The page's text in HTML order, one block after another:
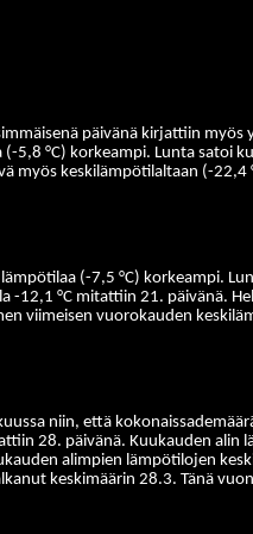
päivänä kirjattiin myös
5,8 °C) korkeampi. Lunta satoi
keskilämpötilaltaan (-22,4
(-7,5 °C) korkeampi.
-12,1 °C mitattiin 21. päivänä.
viimeisen vuorokauden
niin, että
28. päivänä. Kuukauden alin
alimpien lämpötilojen
keskimäärin 28.3. Tänä